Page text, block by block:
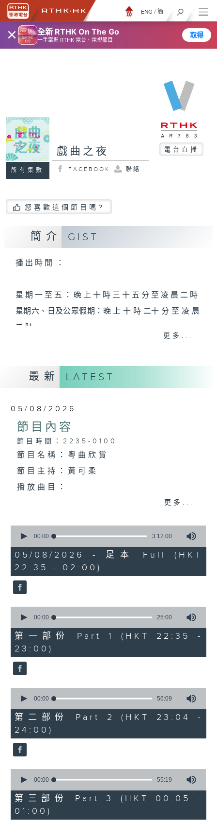
× 全新 RTHK On The Go
一手掌握 RTHK 電台、電視節目
取得
ENG / 簡
所有集數
戲曲之夜 電台直播
FACEBOOK 聯絡
您喜歡這個節目嗎?
簡介 GIST
播 出 時 間 ：
星 期 一 至 五 ： 晚 上 十 時 三 十 五 分 至 凌 晨 二 時
星期六、日及公眾假期：晚 上 十 時 二十 分 至 凌 晨
二 時
黃可柔、馬崇恩、蕭桐、陳婉紅、紅萍、林玉琴、陳
為顧及平日需要上班的聽眾，《戲曲之夜》安排在每
個晚上播放粵曲，以地方語言介紹京劇、潮劇、越劇
等；務求以同一語言介紹同一劇種，望能令廣大聽眾
有更親切的感受。
更多...
最新 LATEST
05/08/2026
節目內容
節目時間：2235-0100
節目名稱：粵曲欣賞
節目主持：黃可柔
播放曲目：
1.「一曲難忘」
由 徐柳仙 主唱
由 麥炳榮、上海妹 主唱
3.「相望不相親」
4.「織女悲歌」
由 盧秋萍 主唱
5.「唐宮驚艷」
由 何華棧、尹飛燕 主唱
更多...
seconds
3
hours,
12
minutes,
0
seconds
00:00 3:12:00
05/08/2026 - 足本 Full (HKT
22:35 - 02:00)
seconds
25
minutes,
0
seconds
00:00 25:00
第一部份 Part 1 (HKT 22:35 -
23:00)
seconds
56
minutes,
9
seconds
00:00 56:09
第二部份 Part 2 (HKT 23:04 -
24:00)
seconds
55
minutes,
19
seconds
00:00 55:19
第三部份 Part 3 (HKT 00:05 -
01:00)